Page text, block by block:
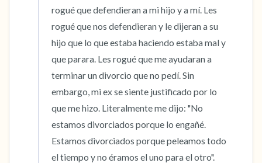
rogué que defendieran a mi hijo y a mí. Les
rogué que nos defendieran y le dijeran a su
hijo que lo que estaba haciendo estaba mal y
que parara. Les rogué que me ayudaran a
terminar un divorcio que no pedí. Sin
embargo, mi ex se siente justificado por lo
que me hizo. Literalmente me dijo: "No
estamos divorciados porque lo engañé.
Estamos divorciados porque peleamos todo
el tiempo y no éramos el uno para el otro".